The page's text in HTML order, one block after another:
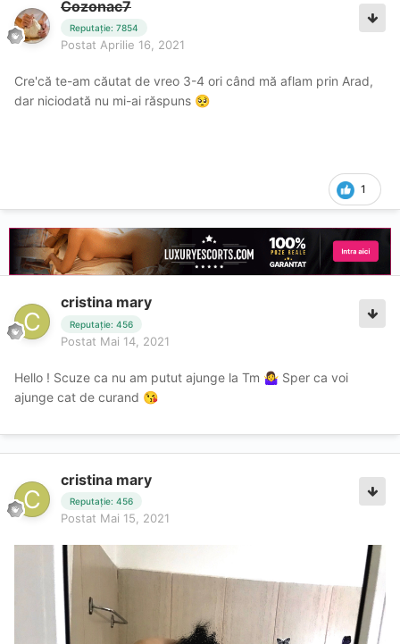
Cozonac7
Reputație: 7854
Postat Aprilie 16, 2021
Cre'că te-am căutat de vreo 3-4 ori când mă aflam prin Arad,
dar niciodată nu mi-ai răspuns 🥺
1
cristina mary
Reputație: 456
Postat Mai 14, 2021
Hello ! Scuze ca nu am putut ajunge la Tm 🤷‍♀️ Sper ca voi
ajunge cat de curand 😘
cristina mary
Reputație: 456
Postat Mai 15, 2021